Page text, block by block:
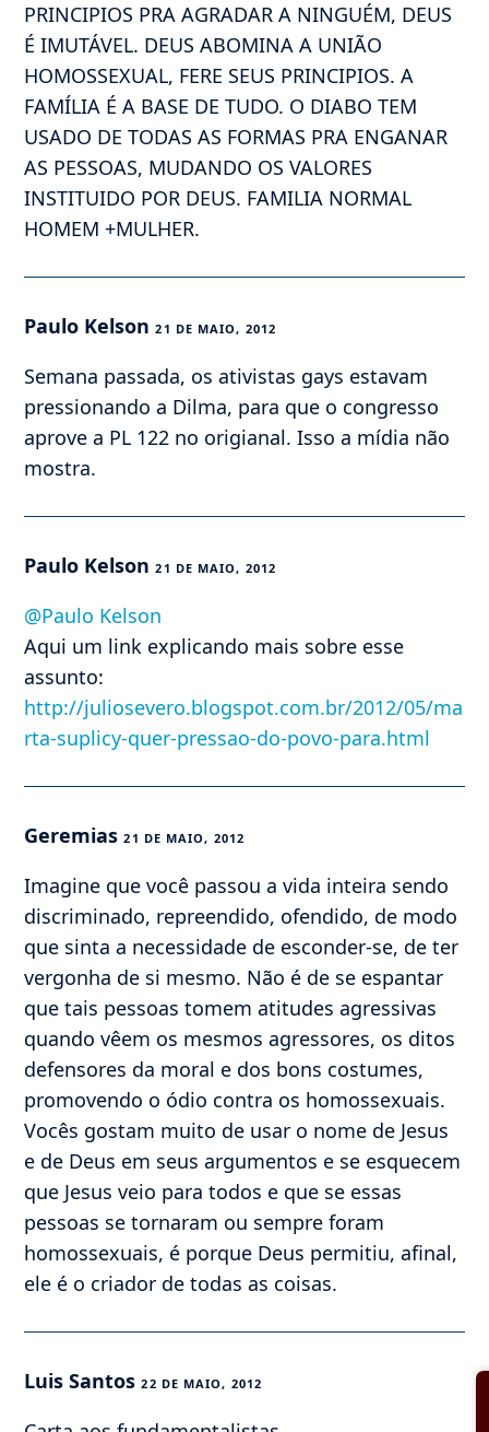
PRINCIPIOS PRA AGRADAR A NINGUÉM, DEUS
É IMUTÁVEL. DEUS ABOMINA A UNIÃO
HOMOSSEXUAL, FERE SEUS PRINCIPIOS. A
FAMÍLIA É A BASE DE TUDO. O DIABO TEM
USADO DE TODAS AS FORMAS PRA ENGANAR
AS PESSOAS, MUDANDO OS VALORES
INSTITUIDO POR DEUS. FAMILIA NORMAL
HOMEM +MULHER.
Paulo Kelson21 DE MAIO, 2012
Semana passada, os ativistas gays estavam
pressionando a Dilma, para que o congresso
aprove a PL 122 no origianal. Isso a mídia não
mostra.
Paulo Kelson21 DE MAIO, 2012
@Paulo Kelson
Aqui um link explicando mais sobre esse
assunto:
http://juliosevero.blogspot.com.br/2012/05/ma
rta-suplicy-quer-pressao-do-povo-para.html
Geremias21 DE MAIO, 2012
Imagine que você passou a vida inteira sendo
discriminado, repreendido, ofendido, de modo
que sinta a necessidade de esconder-se, de ter
vergonha de si mesmo. Não é de se espantar
que tais pessoas tomem atitudes agressivas
quando vêem os mesmos agressores, os ditos
defensores da moral e dos bons costumes,
promovendo o ódio contra os homossexuais.
Vocês gostam muito de usar o nome de Jesus
e de Deus em seus argumentos e se esquecem
que Jesus veio para todos e que se essas
pessoas se tornaram ou sempre foram
homossexuais, é porque Deus permitiu, afinal,
ele é o criador de todas as coisas.
Luis Santos22 DE MAIO, 2012